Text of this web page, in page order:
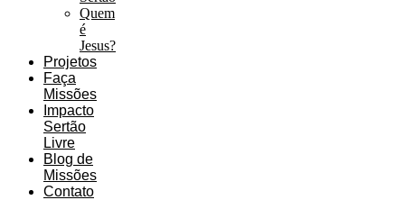
Quem
é
Jesus?
Projetos
Faça
Missões
Impacto
Sertão
Livre
Blog de
Missões
Contato